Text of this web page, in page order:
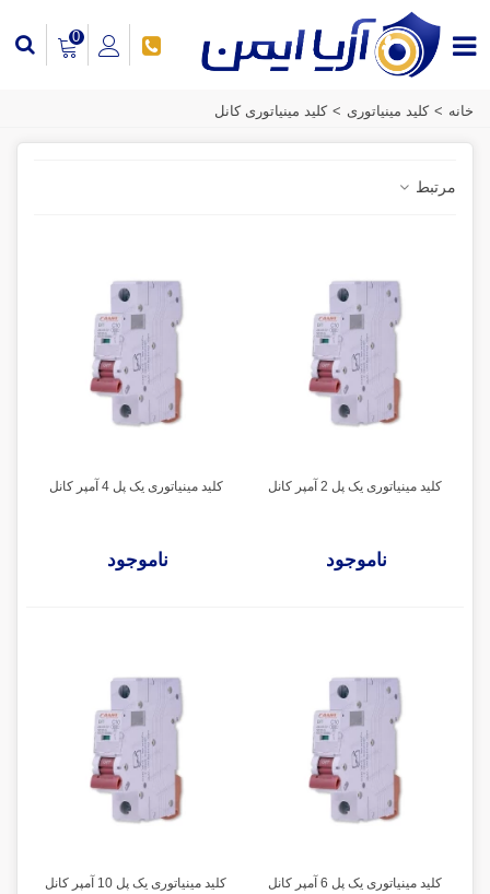
0
خانه > کلید مینیاتوری > کلید مینیاتوری کانل
مرتبط
کلید مینیاتوری یک پل 2 آمپر کانل
ناموجود
کلید مینیاتوری یک پل 4 آمپر کانل
ناموجود
کلید مینیاتوری یک پل 6 آمپر کانل کلید مینیاتوری یک پل 10 آمپر کانل